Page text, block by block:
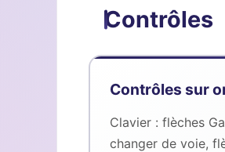
Contrôles
Contrôles sur
Clavier : flèches
changer de voie,